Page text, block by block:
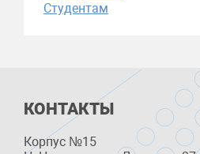
Студентам
КОНТАКТЫ
Корпус №15